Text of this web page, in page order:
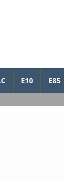
E10 E85